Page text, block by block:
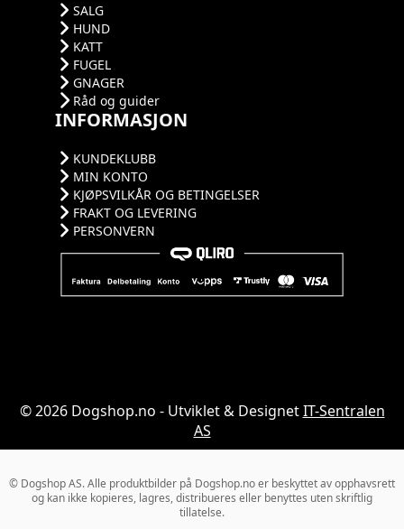
SALG
HUND
KATT
FUGEL
GNAGER
Råd og guider
INFORMASJON
KUNDEKLUBB
MIN KONTO
KJØPSVILKÅR OG BETINGELSER
FRAKT OG LEVERING
PERSONVERN
© 2026 Dogshop.no - Utviklet & DesignetIT-Sentralen
AS
© Dogshop AS. Alle produktbilder på Dogshop.no er beskyttet av opphavsrett
og kan ikke kopieres, lagres, distribueres eller benyttes uten skriftlig
tillatelse.